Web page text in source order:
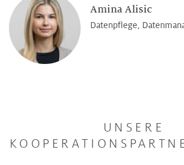
Amina Alisic
Datenpflege,
UNSERE